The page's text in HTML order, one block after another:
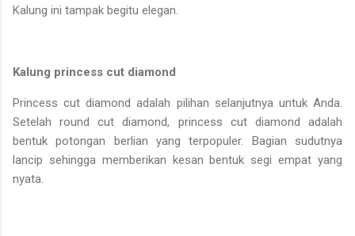
Kalung ini tampak begitu elegan.
Kalung princess cut diamond
Princess cut diamond adalah pilihan selanjutnya untuk Anda.
Setelah round cut diamond, princess cut diamond adalah
bentuk potongan berlian yang terpopuler. Bagian sudutnya
lancip sehingga memberikan kesan bentuk segi empat yang
nyata.